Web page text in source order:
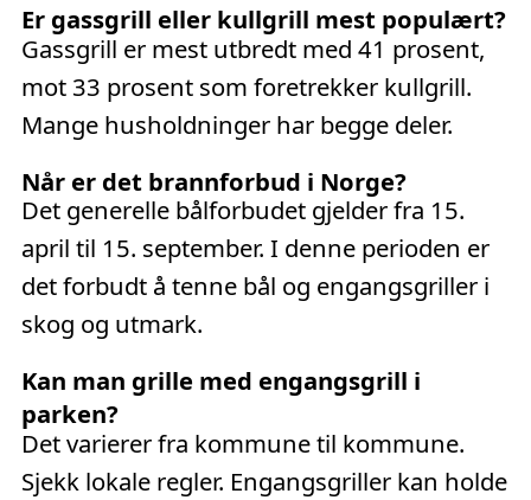
Er gassgrill eller kullgrill mest populært?
Gassgrill er mest utbredt med 41 prosent,
mot 33 prosent som foretrekker kullgrill.
Mange husholdninger har begge deler.
Når er det brannforbud i Norge?
Det generelle bålforbudet gjelder fra 15.
april til 15. september. I denne perioden er
det forbudt å tenne bål og engangsgriller i
skog og utmark.
Kan man grille med engangsgrill i
parken?
Det varierer fra kommune til kommune.
Sjekk lokale regler. Engangsgriller kan holde